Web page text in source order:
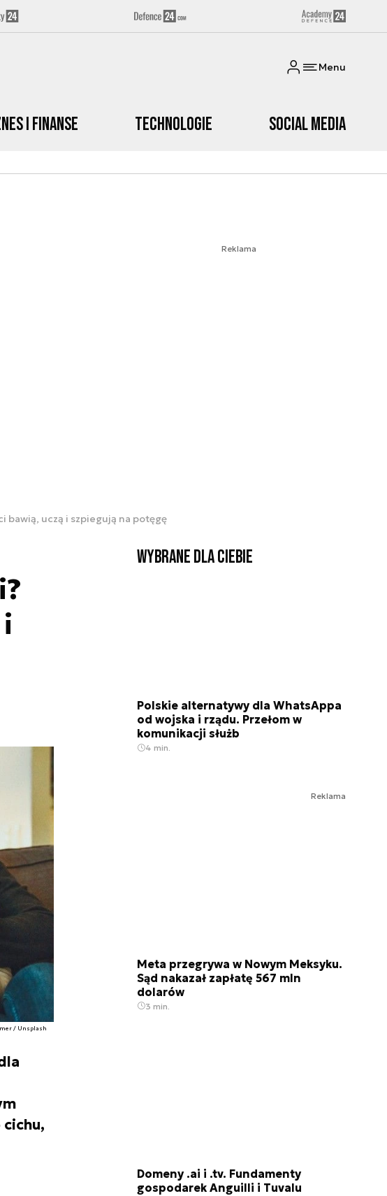
Menu
i Finanse Technologie Social media
Reklama
bawią, uczą i szpiegują na potęgę
/ Unsplash
Wybrane dla Ciebie
Polskie alternatywy dla WhatsAppa
od wojska i rządu. Przełom w
komunikacji służb
4 min.
Reklama
Meta przegrywa w Nowym Meksyku.
Sąd nakazał zapłatę 567 mln
dolarów
3 min.
Domeny .ai i .tv. Fundamenty
gospodarek Anguilli i Tuvalu